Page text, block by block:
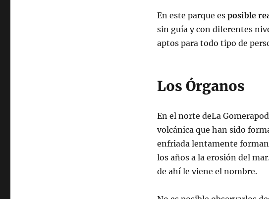
En este parque es posible
sin guía y con diferentes
aptos para todo tipo de
Los Órganos
En el norte deLa
volcánica que han sido
enfriada lentamente
los años a la erosión del
de ahí le viene el nombre.